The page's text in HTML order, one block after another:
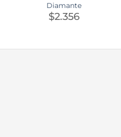
Diamante
$2.356